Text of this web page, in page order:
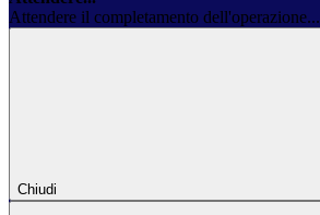
Attendere il completamento dell'operazione...
Chiudi